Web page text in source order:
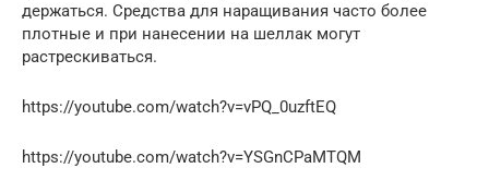
держаться. Средства для наращивания часто более
плотные и при нанесении на шеллак могут
растрескиваться.
https://youtube.com/watch?v=vPQ_0uzftEQ
https://youtube.com/watch?v=YSGnCPaMTQM